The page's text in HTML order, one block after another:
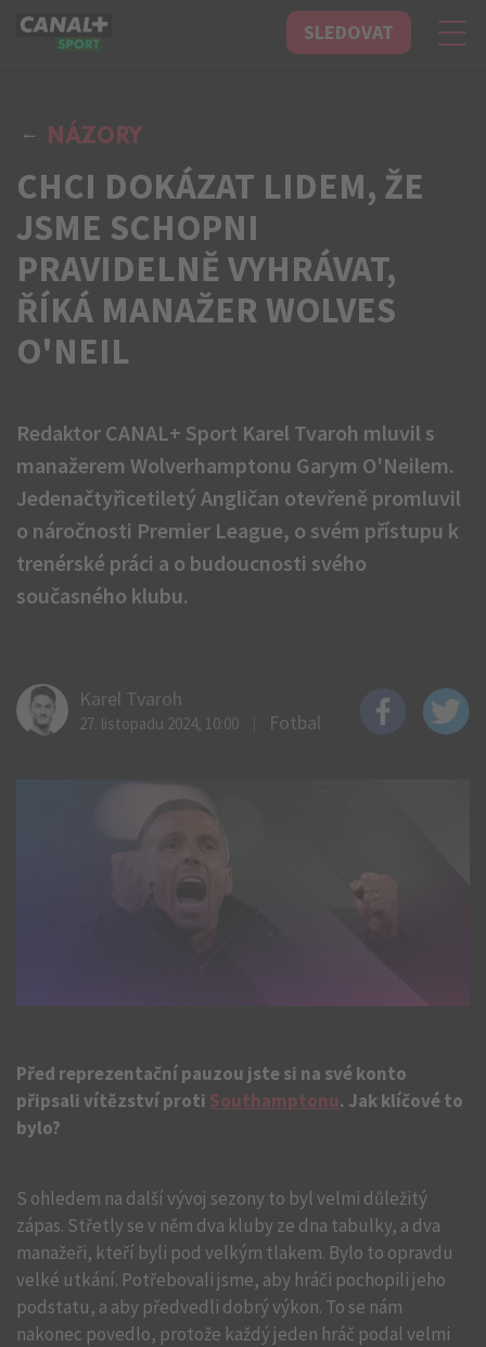
CANAL+ Sport SLEDOVAT
NÁZORY
CHCI DOKÁZAT LIDEM, ŽE
JSME SCHOPNI
PRAVIDELNĚ VYHRÁVAT,
ŘÍKÁ MANAŽER WOLVES
O'NEIL
Redaktor CANAL+ Sport Karel Tvaroh mluvil s
manažerem Wolverhamptonu Garym O'Neilem.
Jedenačtyřicetiletý Angličan otevřeně promluvil
o náročnosti Premier League, o svém přístupu k
trenérské práci a o budoucnosti svého
současného klubu.
Karel Tvaroh
27. listopadu 2024, 10:00 Fotbal
Před reprezentační pauzou jste si na své konto
připsali vítězství proti Southamptonu. Jak klíčové to
bylo?
S ohledem na další vývoj sezony to byl velmi důležitý
zápas. Střetly se v něm dva kluby ze dna tabulky, a dva
manažeři, kteří byli pod velkým tlakem. Bylo to opravdu
velké utkání. Potřebovali jsme, aby hráči pochopili jeho
podstatu, a aby předvedli dobrý výkon. To se nám
nakonec povedlo, protože každý jeden hráč podal velmi